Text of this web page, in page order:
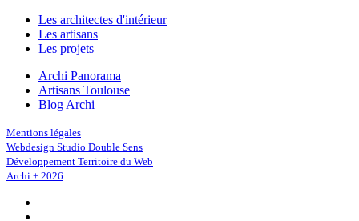
Les architectes d'intérieur
Les artisans
Les projets
Archi Panorama
Artisans Toulouse
Blog Archi
Mentions légales
Webdesign Studio Double Sens
Développement Territoire du Web
Archi + 2026